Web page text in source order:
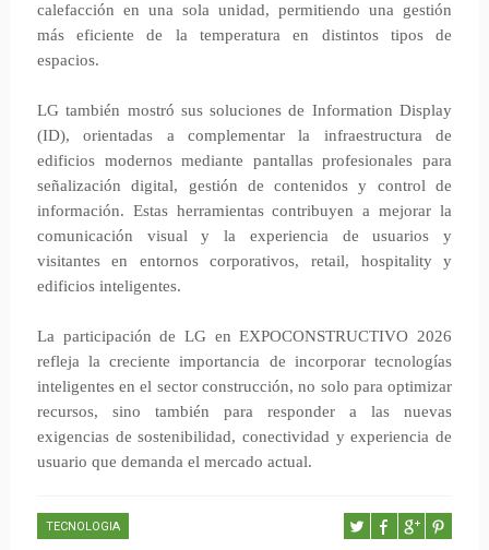
calefacción en una sola unidad, permitiendo una gestión
más eficiente de la temperatura en distintos tipos de
espacios.
LG también mostró sus soluciones de Information Display
(ID), orientadas a complementar la infraestructura de
edificios modernos mediante pantallas profesionales para
señalización digital, gestión de contenidos y control de
información. Estas herramientas contribuyen a mejorar la
comunicación visual y la experiencia de usuarios y
visitantes en entornos corporativos, retail, hospitality y
edificios inteligentes.
La participación de LG en EXPOCONSTRUCTIVO 2026
refleja la creciente importancia de incorporar tecnologías
inteligentes en el sector construcción, no solo para optimizar
recursos, sino también para responder a las nuevas
exigencias de sostenibilidad, conectividad y experiencia de
usuario que demanda el mercado actual.
TECNOLOGIA